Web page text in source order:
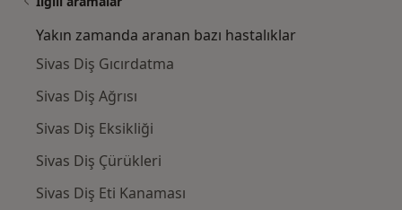
Yakın zamanda aranan bazı hastalıklar
Sivas Diş Gıcırdatma
Sivas Diş Ağrısı
Sivas Diş Eksikliği
Sivas Diş Çürükleri
Sivas Diş Eti Kanaması